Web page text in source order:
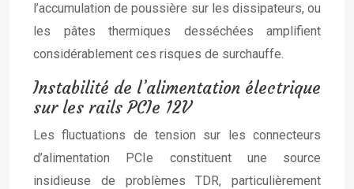
l’accumulation de poussière sur les dissipateurs, ou
les pâtes thermiques desséchées amplifient
considérablement ces risques de surchauffe.
Instabilité de l’alimentation électrique
sur les rails PCIe 12V
Les fluctuations de tension sur les connecteurs
d’alimentation PCIe constituent une source
insidieuse de problèmes TDR, particulièrement